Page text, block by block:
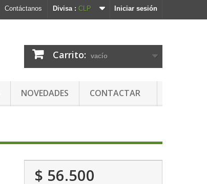
Iniciar sesión
Divisa : CLP
Contáctanos
Carrito: vacío
NOVEDADES CONTACTAR
$ 56.500